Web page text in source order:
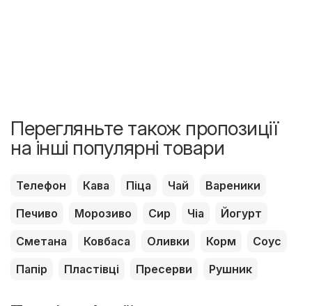
Перегляньте також пропозиції
на інші популярні товари
Телефон Кава Піца Чай
Вареники
Печиво
Морозиво Сир Чіа
Йогурт
Сметана
Ковбаса Оливки Корм
Соус
Папір
Пластівці Пресерви Рушник